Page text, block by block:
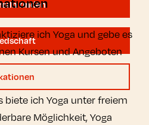
finden
ich Yoga und gebe es
Kursen und Angeboten
biete ich Yoga unter freiem
Möglichkeit, Yoga